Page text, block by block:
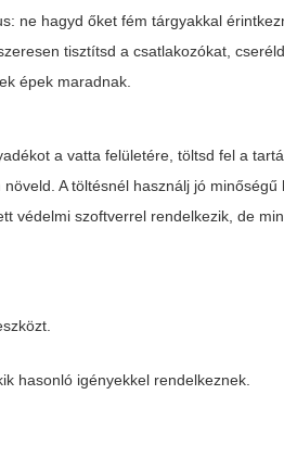
ne hagyd őket fém tárgyakkal
tisztítsd a csatlakozókat,
épek maradnak.
a vatta felületére, töltsd fel a
A töltésnél használj jó
védelmi szoftverrel rendelkezik, de
hasonló igényekkel rendelkeznek.